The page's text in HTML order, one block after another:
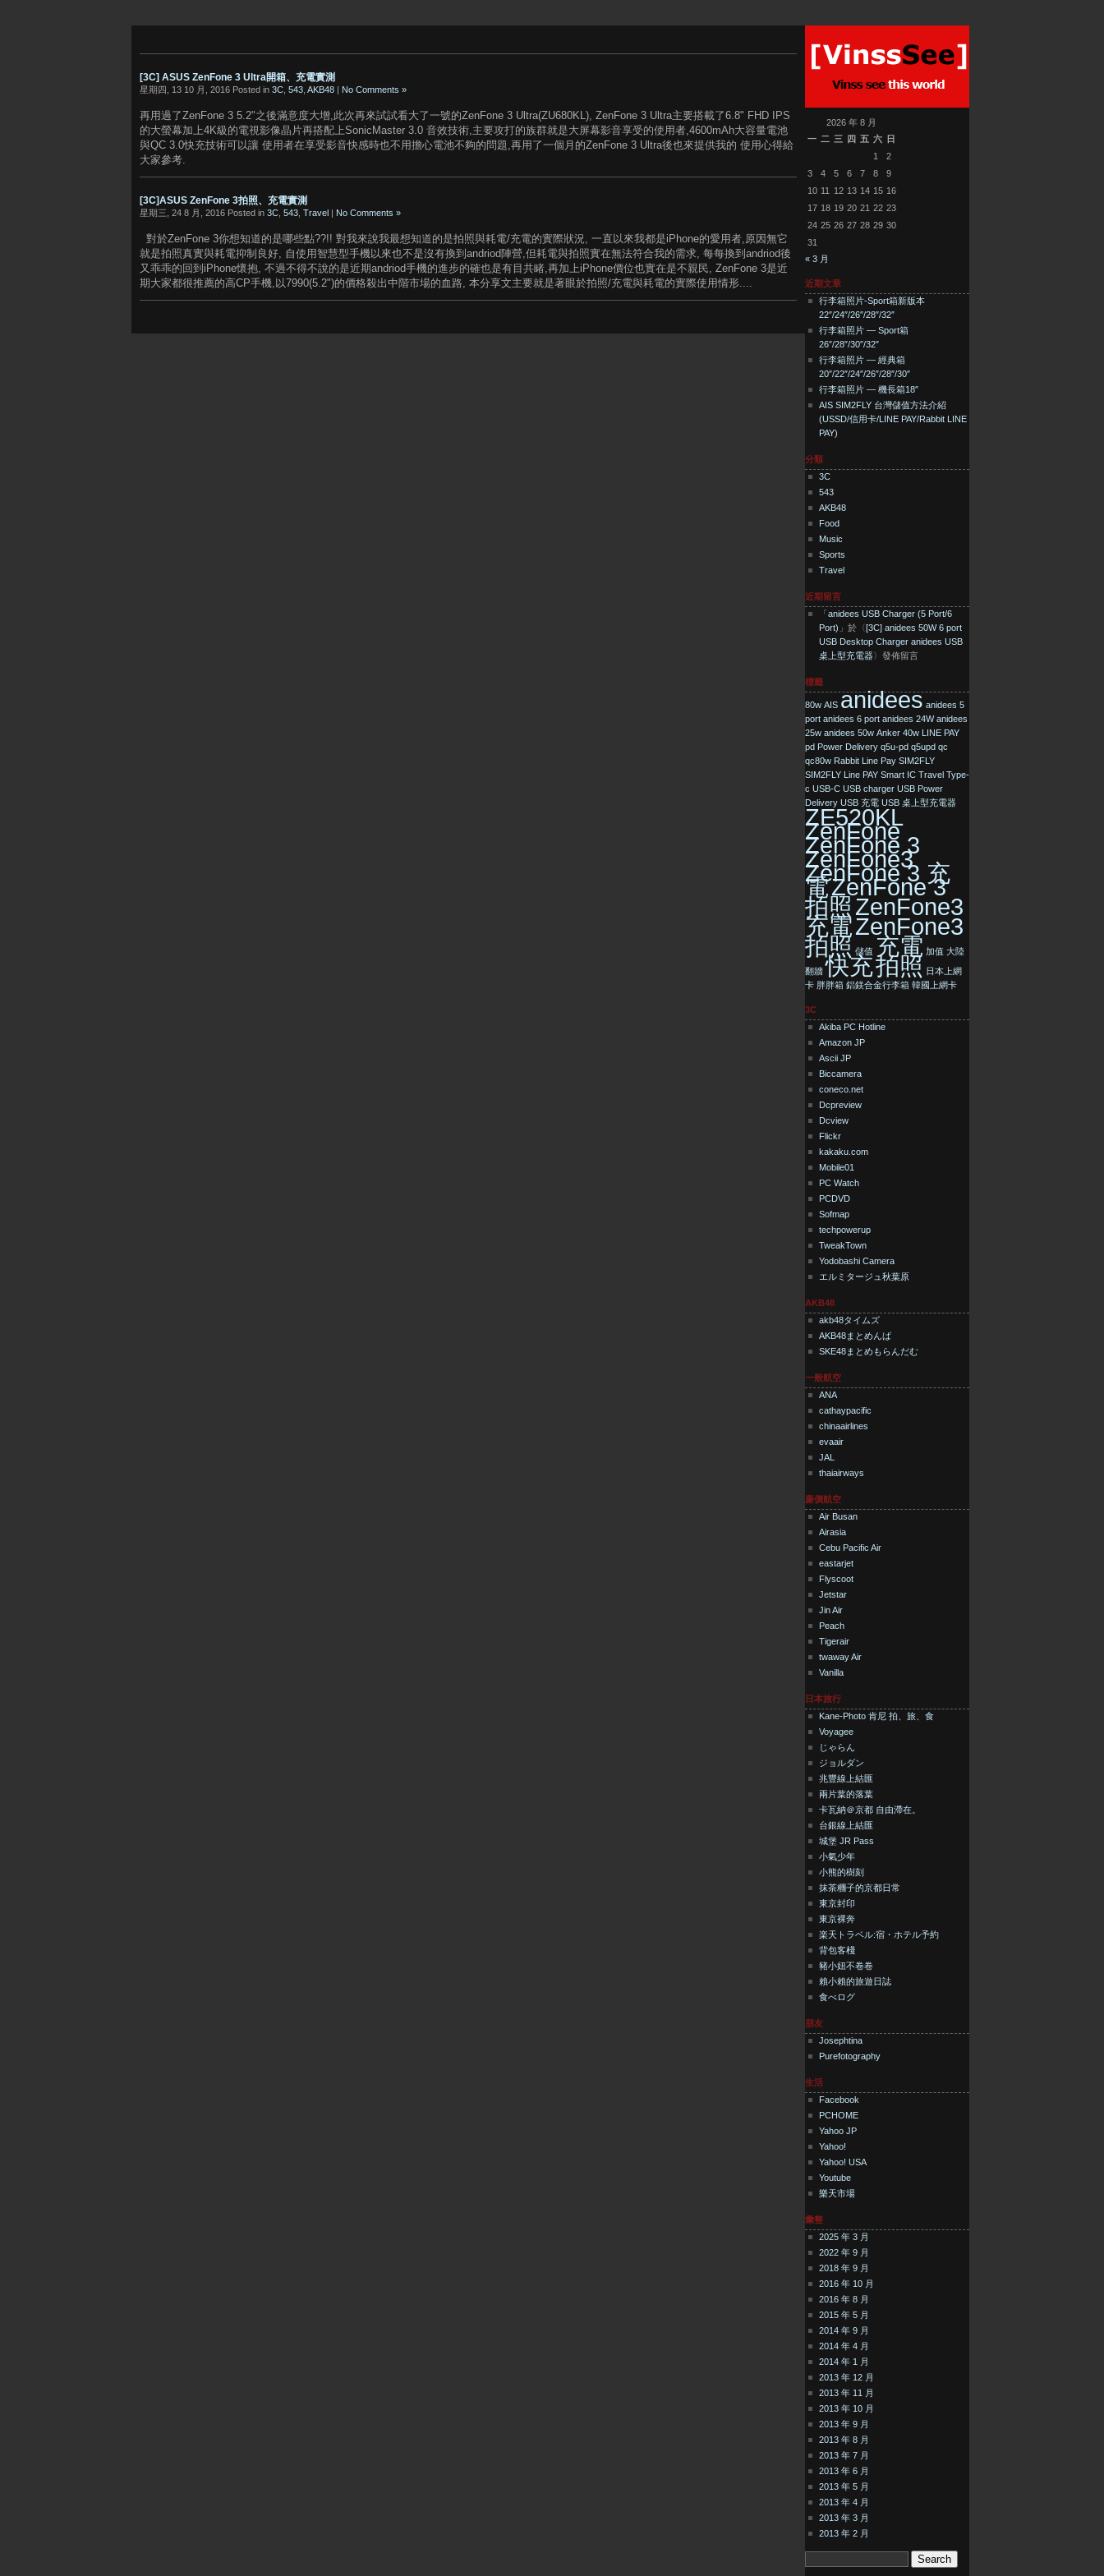
[3C] ASUS ZenFone 3 Ultra開箱、充電實測
星期四, 13 10 月, 2016 Posted in 3C, 543, AKB48| No Comments »
再用過了ZenFone 3 5.2"之後滿意度大增,此次再來試試看大了一號的ZenFone 3 Ultra(ZU680KL), ZenFone 3 Ultra主要搭載了6.8" FHD IPS
的大螢幕加上4K級的電視影像晶片再搭配上SonicMaster 3.0 音效技術,主要攻打的族群就是大屏幕影音享受的使用者,4600mAh大容量電池
與QC 3.0快充技術可以讓 使用者在享受影音快感時也不用擔心電池不夠的問題,再用了一個月的ZenFone 3 Ultra後也來提供我的 使用心得給
大家參考.
[3C]ASUS ZenFone 3拍照、充電實測
星期三, 24 8 月, 2016 Posted in 3C, 543, Travel| No Comments »
對於ZenFone 3你想知道的是哪些點??!! 對我來說我最想知道的是拍照與耗電/充電的實際狀況, 一直以來我都是iPhone的愛用者,原因無它
就是拍照真實與耗電抑制良好, 自使用智慧型手機以來也不是沒有換到andriod陣營,但耗電與拍照實在無法符合我的需求, 每每換到andriod後
又乖乖的回到iPhone懷抱, 不過不得不說的是近期andriod手機的進步的確也是有目共睹,再加上iPhone價位也實在是不親民, ZenFone 3是近
期大家都很推薦的高CP手機,以7990(5.2")的價格殺出中階市場的血路, 本分享文主要就是著眼於拍照/充電與耗電的實際使用情形....
2026 年 8 月
一 二 三 四 五 六
日
1
2
3
4 5 6 7 8
9
10 11 12 13 14 15 16
17 18 19 20 21 22 23
24 25 26 27 28 29 30
31
« 3 月
近期文章
行李箱照片-Sport箱新版本
22″/24″/26″/28″/32″
行李箱照片 — Sport箱
26″/28″/30″/32″
行李箱照片 — 經典箱
20″/22″/24″/26″/28″/30″
行李箱照片 — 機長箱18″
AIS SIM2FLY 台灣儲值方法介紹
(USSD/信用卡/LINE PAY/Rabbit LINE
PAY)
分類
3C
543
AKB48
Food
Music
Sports
Travel
近期留言
「anidees USB Charger (5 Port/6
Port) 」於〈[3C] anidees 50W 6 port
USB Desktop Charger anidees USB
桌上型充電器〉發佈留言
標籤
80w AIS anidees anidees 5
port anidees 6 port anidees 24W anidees
25w anidees 50w Anker 40w LINE PAY
pd Power Delivery q5u-pd q5upd qc
qc80w Rabbit Line Pay SIM2FLY
SIM2FLY Line PAY Smart IC Travel Type-
c USB-C USB charger USB Power
Delivery USB 充電 USB 桌上型充電器
ZE520KL
ZenFone
ZenFone 3
ZenFone3
ZenFone 3 充
電ZenFone 3
拍照 ZenFone3
充電ZenFone3
拍照 儲值 充電 加值 大陸
翻牆 快充拍照 日本上網
卡 胖胖箱 鋁鎂合金行李箱 韓國上網卡
3C
Akiba PC Hotline
Amazon JP
Ascii JP
Biccamera
coneco.net
Dcpreview
Dcview
Flickr
kakaku.com
Mobile01
PC Watch
PCDVD
Sofmap
techpowerup
TweakTown
Yodobashi Camera
エルミタージュ秋葉原
AKB48
akb48タイムズ
AKB48まとめんば
SKE48まとめもらんだむ
一般航空
ANA
cathaypacific
chinaairlines
evaair
JAL
thaiairways
廉價航空
Air Busan
Airasia
Cebu Pacific Air
eastarjet
Flyscoot
Jetstar
Jin Air
Peach
Tigerair
twaway Air
Vanilla
日本旅行
Kane-Photo 肯尼 拍、旅、食
Voyagee
じゃらん
ジョルダン
兆豐線上結匯
兩片葉的落葉
卡瓦納＠京都 自由滯在。
台銀線上結匯
城堡 JR Pass
小氣少年
小熊的樹刻
抹茶糰子的京都日常
東京封印
東京裸奔
楽天トラベル:宿・ホテル予約
背包客棧
豬小妞不卷卷
賴小賴的旅遊日誌
食べログ
朋友
Josephtina
Purefotography
生活
Facebook
PCHOME
Yahoo JP
Yahoo!
Yahoo! USA
Youtube
樂天市場
彙整
2025 年 3 月
2022 年 9 月
2018 年 9 月
2016 年 10 月
2016 年 8 月
2015 年 5 月
2014 年 9 月
2014 年 4 月
2014 年 1 月
2013 年 12 月
2013 年 11 月
2013 年 10 月
2013 年 9 月
2013 年 8 月
2013 年 7 月
2013 年 6 月
2013 年 5 月
2013 年 4 月
2013 年 3 月
2013 年 2 月